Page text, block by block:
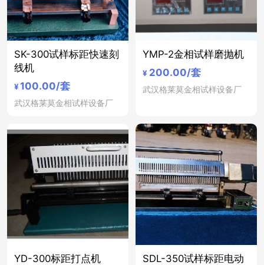
SK-300试样标距快速刻
线机
¥ 100.00/套
武汉格莱莫金相试样设备厂
YMP-2金相试样磨抛机
¥ 200.00/套
武汉格莱莫金相试样设备厂
YD-300标距打点机
SDL-350试样标距电动